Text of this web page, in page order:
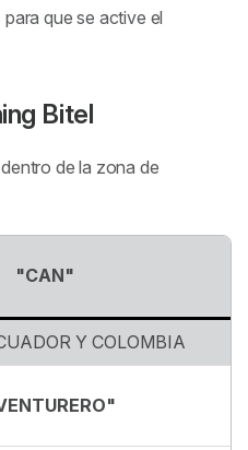
que se active el
Bitel
de la zona de
"CAN"
Y COLOMBIA